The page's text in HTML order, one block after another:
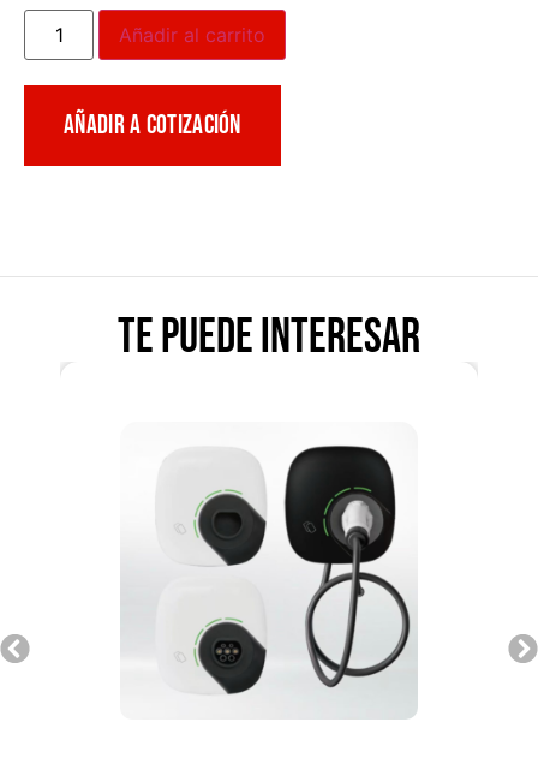
Añadir al carrito
AÑADIR A COTIZACIÓN
Te puede interesar